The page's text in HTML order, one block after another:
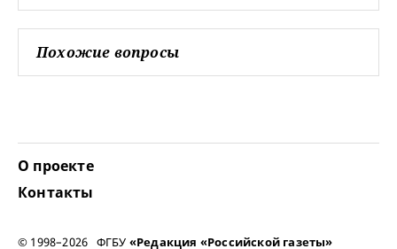
Похожие вопросы
О проекте
Контакты
© 1998–2026 ФГБУ «Редакция «Российской газеты»